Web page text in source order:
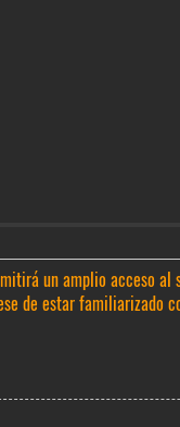
un amplio acceso
de estar familiarizado